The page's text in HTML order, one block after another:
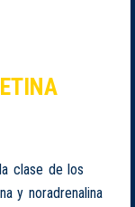
clase de los
y noradrenalina